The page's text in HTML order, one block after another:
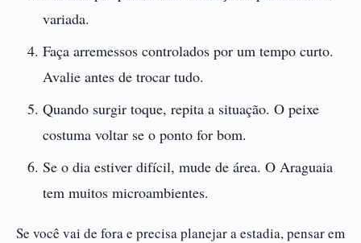
variada.
Faça arremessos controlados por um tempo curto.
Avalie antes de trocar tudo.
Quando surgir toque, repita a situação. O peixe
costuma voltar se o ponto for bom.
Se o dia estiver difícil, mude de área. O Araguaia
tem muitos microambientes.
Se você vai de fora e precisa planejar a estadia, pensar em